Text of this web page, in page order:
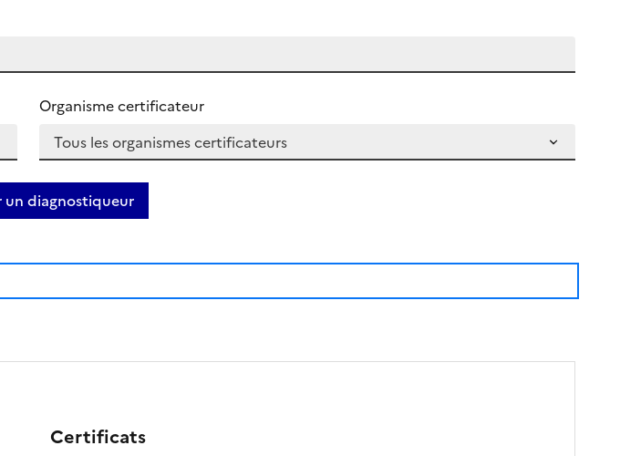
Organisme certificateur
un diagnostiqueur
Certificats